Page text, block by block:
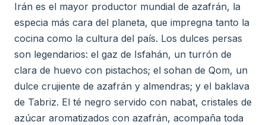
Irán es el mayor productor mundial de azafrán, la
especia más cara del planeta, que impregna tanto la
cocina como la cultura del país. Los dulces persas
son legendarios: el gaz de Isfahán, un turrón de
clara de huevo con pistachos; el sohan de Qom, un
dulce crujiente de azafrán y almendras; y el baklava
de Tabriz. El té negro servido con nabat, cristales de
azúcar aromatizados con azafrán, acompaña toda